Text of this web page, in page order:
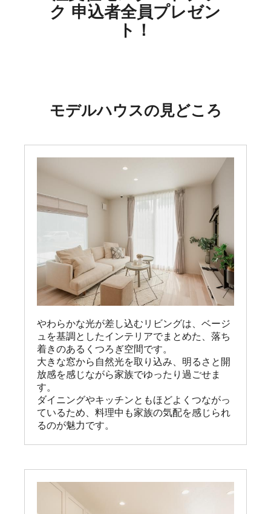
モデルハウスの見どころ
やわらかな光が差し込むリビングは、ベージ
ュを基調としたインテリアでまとめた、落ち
着きのあるくつろぎ空間です。
大きな窓から自然光を取り込み、明るさと開
放感を感じながら家族でゆったり過ごせま
す。
ダイニングやキッチンともほどよくつながっ
ているため、料理中も家族の気配を感じられ
るのが魅力です。